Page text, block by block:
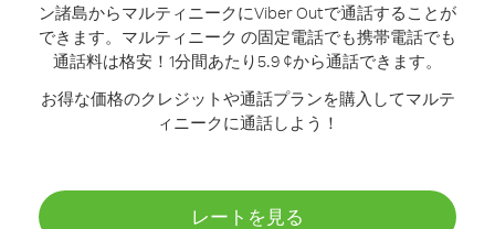
ン諸島からマルティニークにViber Outで通話することが
できます。 マルティニーク の固定電話でも携帯電話でも
通話料は格安！1分間あたり5.9 ¢から通話できます。
お得な価格のクレジットや通話プランを購入してマルテ
ィニークに通話しよう！
レートを見る